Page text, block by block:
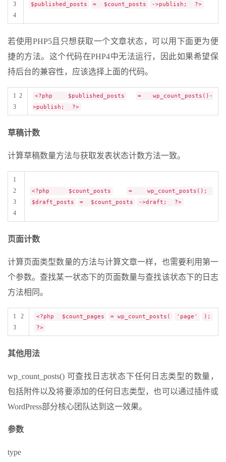
3
4
$published_posts
= $count_posts ->publish; ?>
若使用PHP5且只想获取一个文章状态，可以用下面更为便
捷的方法。这个代码在PHP4中无法运行，因此如果希望保
持后台的兼容性，应该选择上面的代码。
1 2
3
<?php $published_posts
= wp_count_posts()-
>publish;
?>
草稿计数
计算草稿数量方法与获取发表状态计数方法一致。
1
2
3
4
<?php $count_posts
= wp_count_posts();
$draft_posts
= $count_posts ->draft; ?>
页面计数
计算页面类型数量的方法与计算文章一样，也需要利用第一
个参数。查找某一状态下的页面数量与查找该状态下的日志
方法相同。
1 2
3
<?php $count_pages = wp_count_posts( 'page'
);
?>
其他用法
wp_count_posts() 可查找日志状态下任何日志类型的数量，
包括附件以及将要添加的任何日志类型，也可以通过插件或
WordPress部分核心团队达到这一效果。
参数
type